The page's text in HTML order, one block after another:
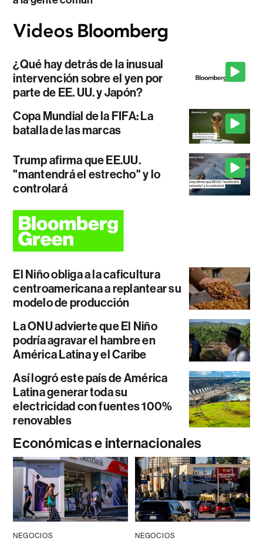
¿Qué hay detrás de la inusual
intervención sobre el yen por
parte de EE. UU. y Japón?
Copa Mundial de la FIFA: La
batalla de las marcas
Trump afirma que EE.UU.
"mantendrá el estrecho" y lo
controlará
El Niño obliga a la caficultura
centroamericana a replantear su
modelo de producción
La ONU advierte que El Niño
podría agravar el hambre en
América Latina y el Caribe
Así logró este país de América
Latina generar toda su
electricidad con fuentes 100%
renovables
Económicas e internacionales
NEGOCIOS NEGOCIOS